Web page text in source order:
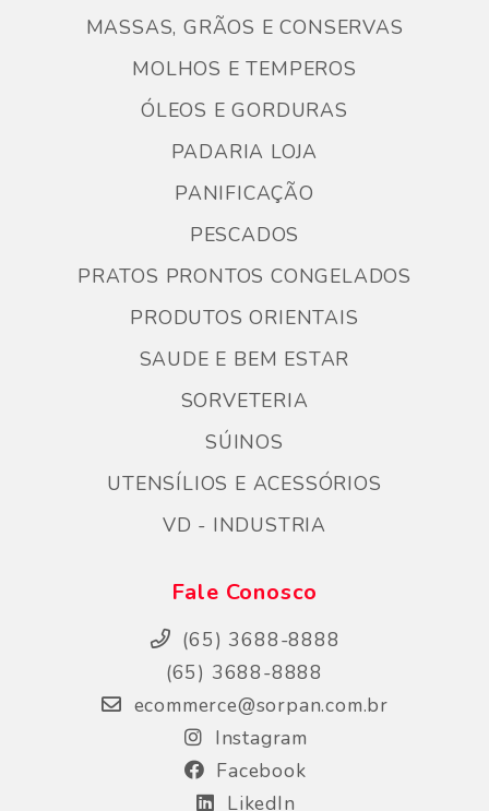
MASSAS, GRÃOS E CONSERVAS
MOLHOS E TEMPEROS
ÓLEOS E GORDURAS
PADARIA LOJA
PANIFICAÇÃO
PESCADOS
PRATOS PRONTOS CONGELADOS
PRODUTOS ORIENTAIS
SAUDE E BEM ESTAR
SORVETERIA
SÚINOS
UTENSÍLIOS E ACESSÓRIOS
VD - INDUSTRIA
Fale Conosco
(65) 3688-8888
(65) 3688-8888
ecommerce@sorpan.com.br
Instagram
Facebook
LikedIn